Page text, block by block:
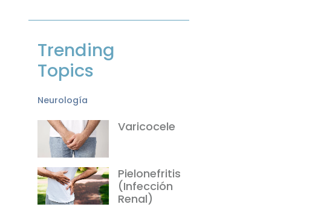
Trending
Topics
Neurología
Varicocele
Pielonefritis
(Infección
Renal)